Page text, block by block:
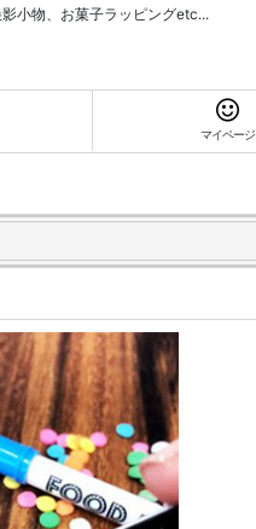
小物、お菓子ラッピングetc...
マイページ